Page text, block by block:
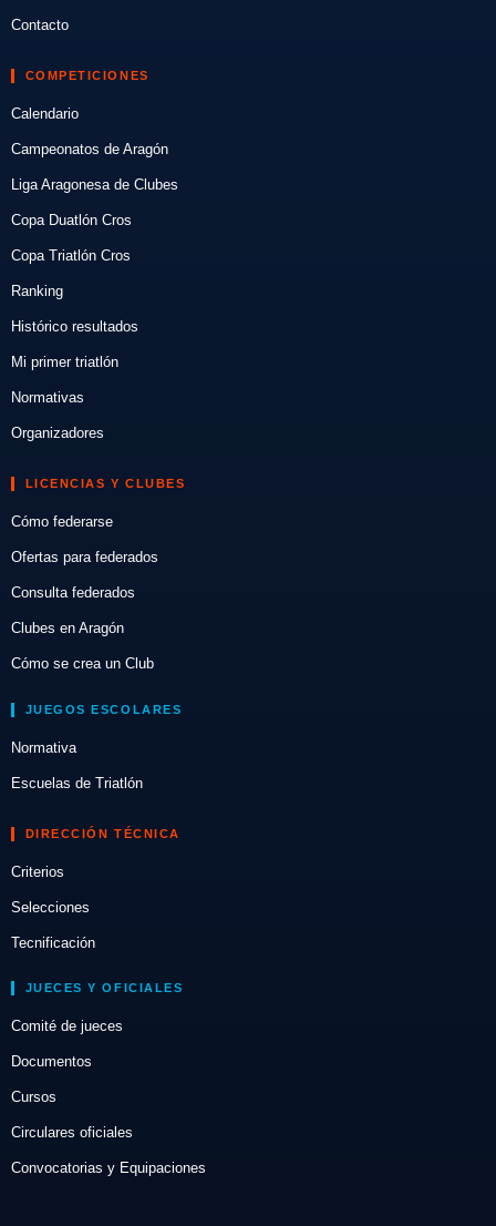
Contacto
COMPETICIONES
Calendario
Campeonatos de Aragón
Liga Aragonesa de Clubes
Copa Duatlón Cros
Copa Triatlón Cros
Ranking
Histórico resultados
Mi primer triatlón
Normativas
Organizadores
LICENCIAS Y CLUBES
Cómo federarse
Ofertas para federados
Consulta federados
Clubes en Aragón
Cómo se crea un Club
JUEGOS ESCOLARES
Normativa
Escuelas de Triatlón
DIRECCIÓN TÉCNICA
Criterios
Selecciones
Tecnificación
JUECES Y OFICIALES
Comité de jueces
Documentos
Cursos
Circulares oficiales
Convocatorias y Equipaciones